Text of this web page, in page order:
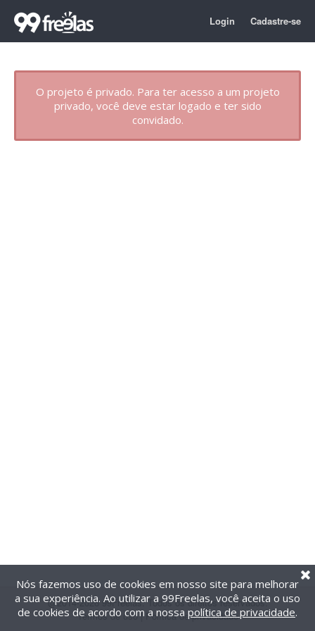
Login Cadastre-se
O projeto é privado. Para ter acesso a um projeto
privado, você deve estar logado e ter sido
convidado.
@2014-2026 99Freelas. Todos os direitos reservados.
Termos de uso| Política de privacidade
Nós fazemos uso de cookies em nosso site para melhorar
a sua experiência. Ao utilizar a 99Freelas, você aceita o uso
de cookies de acordo com a nossa política de privacidade.